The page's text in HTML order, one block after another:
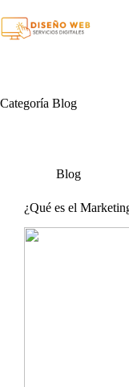
al
contenido
Categoría Blog
Blog
¿Qué es el